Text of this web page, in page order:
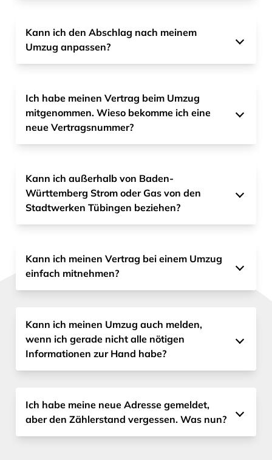
Kann ich den Abschlag nach meinem
Umzug anpassen?
Ich habe meinen Vertrag beim Umzug
mitgenommen. Wieso bekomme ich eine
neue Vertragsnummer?
Kann ich außerhalb von Baden-
Württemberg Strom oder Gas von den
Stadtwerken Tübingen beziehen?
Kann ich meinen Vertrag bei einem Umzug
einfach mitnehmen?
Kann ich meinen Umzug auch melden,
wenn ich gerade nicht alle nötigen
Informationen zur Hand habe?
Ich habe meine neue Adresse gemeldet,
aber den Zählerstand vergessen. Was nun?